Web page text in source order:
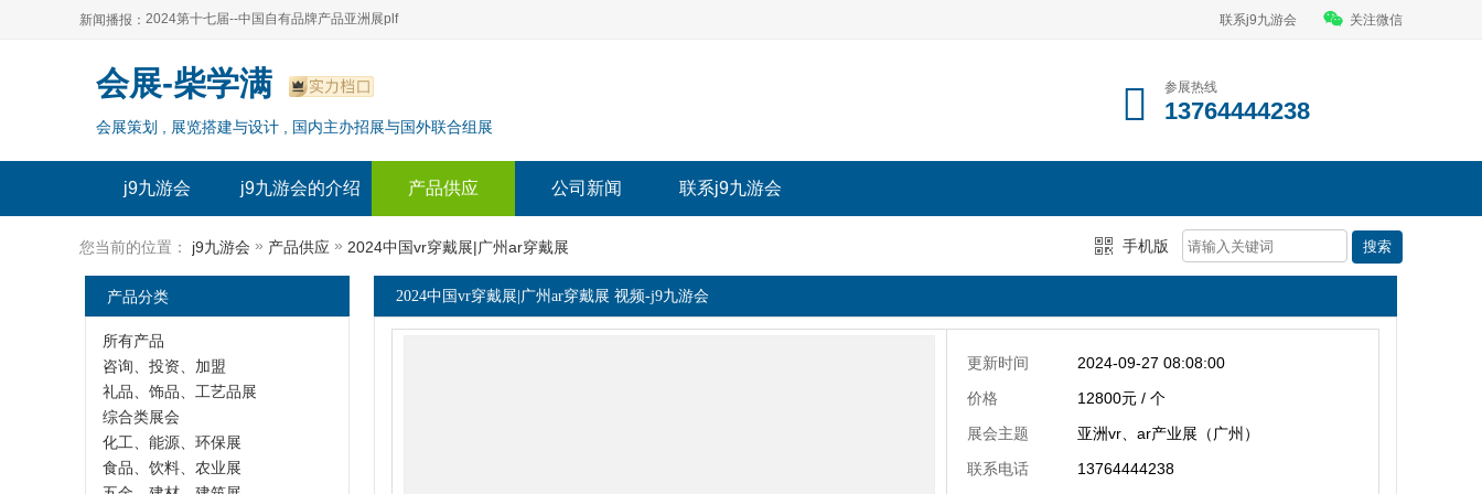
新闻播报：
2024上海自有品牌展--百货展|食品展 零售展|oem展
2024全球自有--品牌产品亚洲展（plf）
2024上海自有品牌展--2024上海oem 贴牌代加工展
2024第十七届--中国自有品牌产品亚洲展plf
2024全球自有--品牌产品亚洲展（plf）
2024年上海--第17届自有品牌展
联系j9九游会 关注微信
会展-柴学满
会展策划 , 展览搭建与设计 , 国内主办招展与国外联合组展
参展热线
13764444238
j9九游会 j9九游会的介绍 产品供应 公司新闻 联系j9九游会
您当前的位置： j9九游会 » 产品供应 » 2024中国vr穿戴展|广州ar穿戴展 手机版
2024中国vr穿戴展|广州ar穿戴展 视频-j9九游会
更新时间
2024-09-27 08:08:00
价格
12800元 / 个
展会主题
亚洲vr、ar产业展（广州）
联系电话
13764444238
产品分类
所有产品
咨询、投资、加盟
礼品、饰品、工艺品展
综合类展会
化工、能源、环保展
食品、饮料、农业展